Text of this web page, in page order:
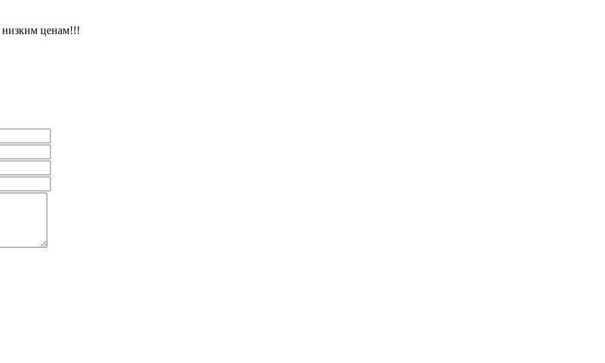
низким ценам!!!